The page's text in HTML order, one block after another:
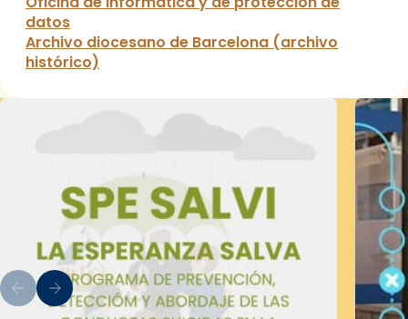
datos
Archivo diocesano de Barcelona (archivo
histórico)